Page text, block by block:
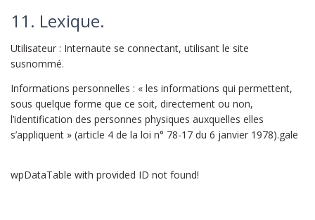
11. Lexique.
Utilisateur : Internaute se connectant, utilisant le site
susnommé.
Informations personnelles : « les informations qui permettent,
sous quelque forme que ce soit, directement ou non,
l’identification des personnes physiques auxquelles elles
s’appliquent » (article 4 de la loi n° 78-17 du 6 janvier 1978).gale
wpDataTable with provided ID not found!